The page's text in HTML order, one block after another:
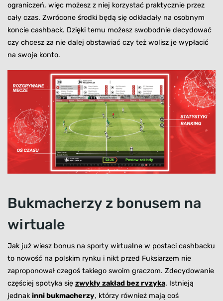
ograniczeń, więc możesz z niej korzystać praktycznie przez
cały czas. Zwrócone środki będą się odkładały na osobnym
koncie cashback. Dzięki temu możesz swobodnie decydować
czy chcesz za nie dalej obstawiać czy też wolisz je wypłacić
na swoje konto.
Bukmacherzy z bonusem na
wirtuale
Jak już wiesz bonus na sporty wirtualne w postaci cashbacku
to nowość na polskim rynku i nikt przed Fuksiarzem nie
zaproponował czegoś takiego swoim graczom. Zdecydowanie
częściej spotyka się zwykły zakład bez ryzyka. Istnieją
jednak inni bukmacherzy, którzy również mają coś